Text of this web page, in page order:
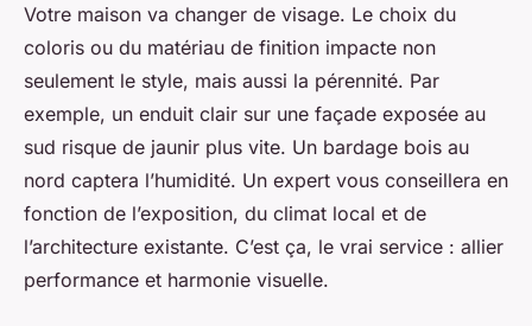
Votre maison va changer de visage. Le choix du
coloris ou du matériau de finition impacte non
seulement le style, mais aussi la pérennité. Par
exemple, un enduit clair sur une façade exposée au
sud risque de jaunir plus vite. Un bardage bois au
nord captera l’humidité. Un expert vous conseillera en
fonction de l’exposition, du climat local et de
l’architecture existante. C’est ça, le vrai service : allier
performance et harmonie visuelle.